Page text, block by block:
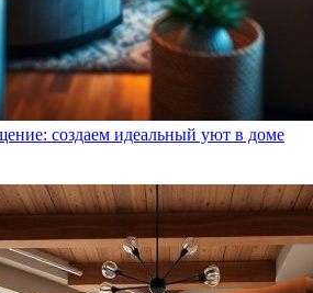
создаем идеальный уют в доме